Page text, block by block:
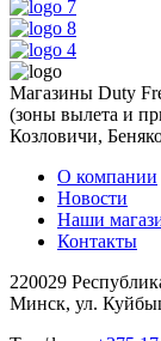
Магазины Duty
(зоны вылета и
Козловичи,
О компании
Новости
Наши
Контакты
220029
Минск, ул.